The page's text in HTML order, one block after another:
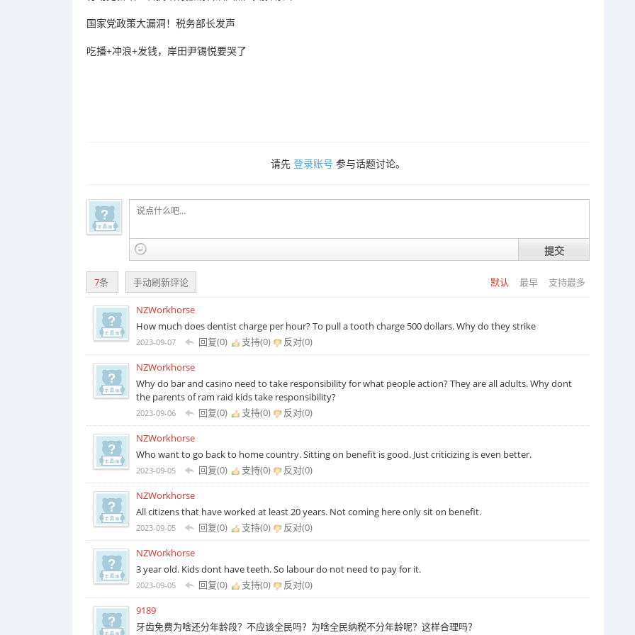
国家党政策大漏洞！税务部长发声
吃播+冲浪+发钱，岸田尹锡悦要哭了
请先 登录账号 参与话题讨论。
提交
默认 最早 支持最多
7条 手动刷新评论
NZWorkhorse
How much does dentist charge per hour? To pull a tooth charge 500 dollars. Why do they strike
2023-09-07 回复(0) 支持(0) 反对(0)
NZWorkhorse
Why do bar and casino need to take responsibility for what people action? They are all adults. Why dont
the parents of ram raid kids take responsibility?
2023-09-06 回复(0) 支持(0) 反对(0)
NZWorkhorse
Who want to go back to home country. Sitting on benefit is good. Just criticizing is even better.
2023-09-05 回复(0) 支持(0) 反对(0)
NZWorkhorse
All citizens that have worked at least 20 years. Not coming here only sit on benefit.
2023-09-05 回复(0) 支持(0) 反对(0)
NZWorkhorse
3 year old. Kids dont have teeth. So labour do not need to pay for it.
2023-09-05 回复(0) 支持(0) 反对(0)
9189
牙齿免费为啥还分年龄段？不应该全民吗？为啥全民纳税不分年龄呢？这样合理吗？